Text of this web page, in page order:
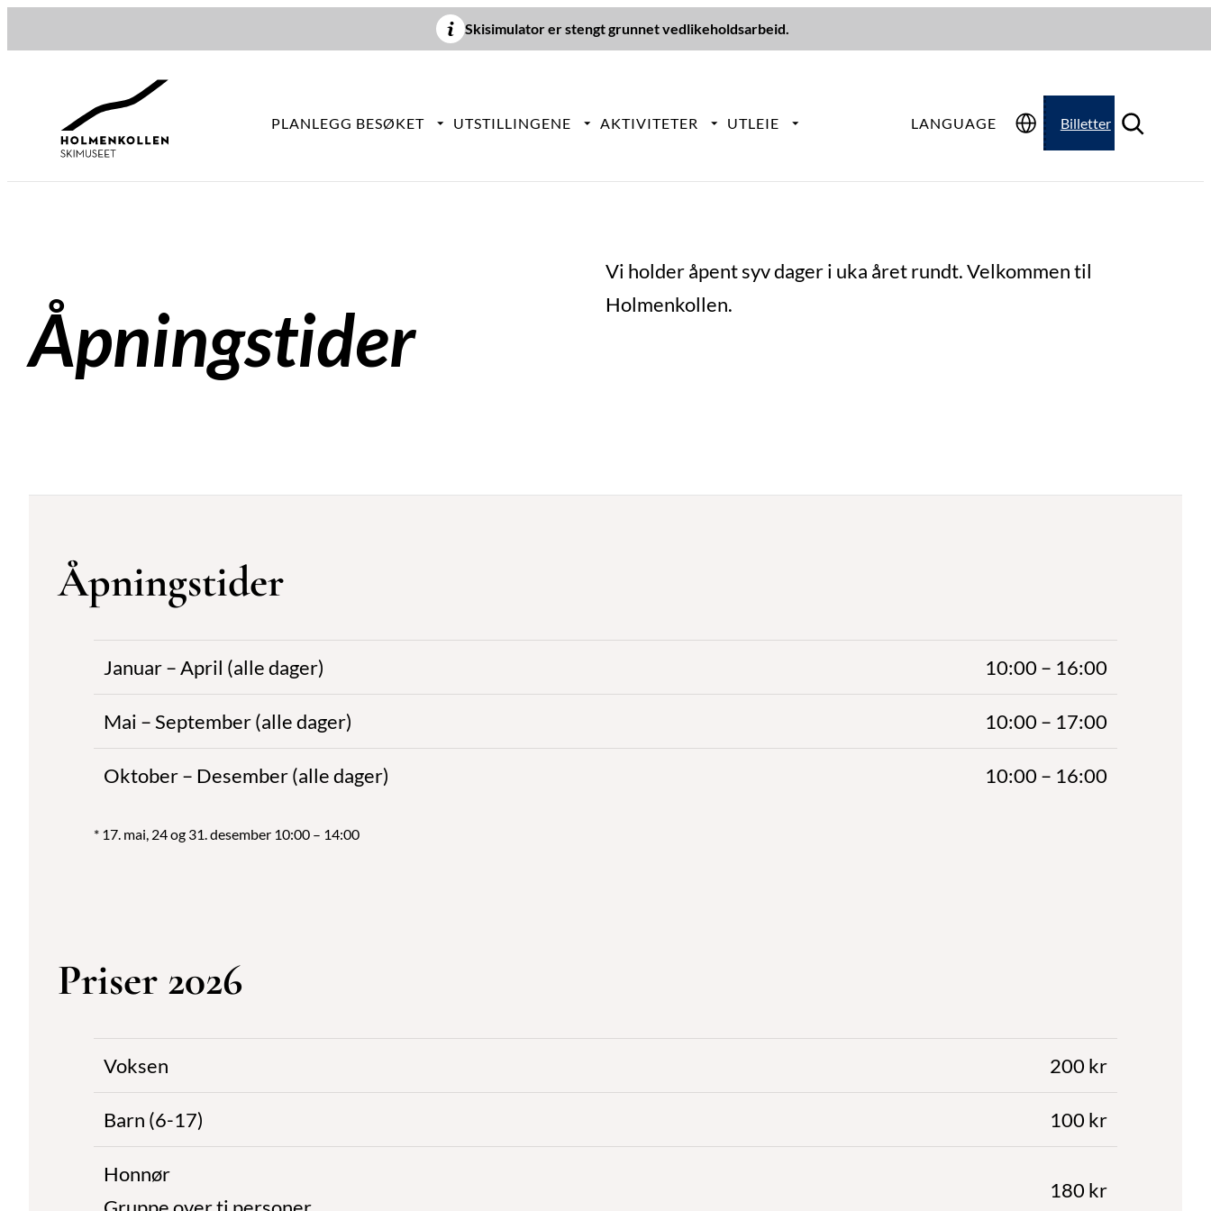
til
Skisimulator er stengt grunnet vedlikeholdsarbeid.
PLANLEGG BESØKET UTSTILLINGENE AKTIVITETER UTLEIE LANGUAGE Billetter
Åpningstider
Vi holder åpent syv dager i uka året rundt. Velkommen til
Holmenkollen.
Åpningstider
Januar – April (alle dager) 10:00 – 16:00
Mai – September (alle dager) 10:00 – 17:00
Oktober – Desember (alle dager) 10:00 – 16:00
* 17. mai, 24 og 31. desember 10:00 – 14:00
Priser 2026
Voksen 200 kr
Barn (6-17) 100 kr
Honnør
180 kr